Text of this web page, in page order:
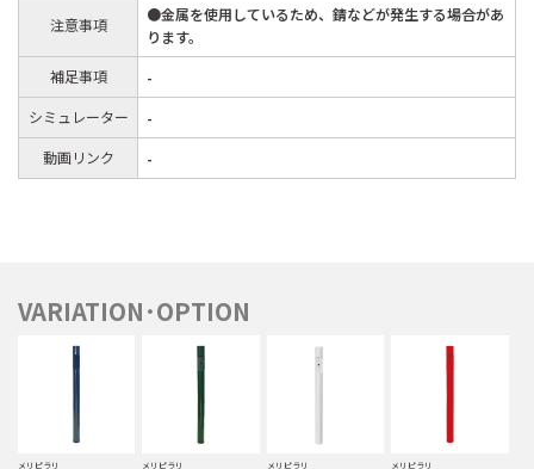
注意事項
●金属を使用しているため、錆などが発生する場合があ
ります。
補足事項
-
シミュレーター
-
動画リンク
-
VARIATION･OPTION
メリピラリ
メリピラリ
メリピラリ
メリピラリ